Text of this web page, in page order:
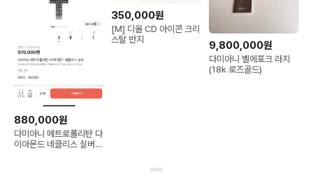
880,000원
다미아니 메트로폴리탄 다
이아몬드 네클리스 실버
350,000원
[M] 디올 CD 아이콘 크리
스탈 반지
9,800,000원
다미아니 벨에포크 라지
(18k 로즈골드)